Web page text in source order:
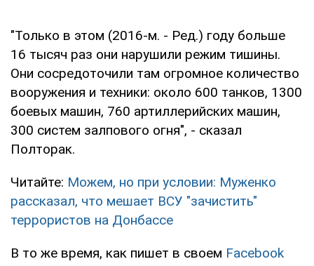
"Только в этом (2016-м. - Ред.) году больше
16 тысяч раз они нарушили режим тишины.
Они сосредоточили там огромное количество
вооружения и техники: около 600 танков, 1300
боевых машин, 760 артиллерийских машин,
300 систем залпового огня", - сказал
Полторак.
Читайте: Можем, но при условии: Муженко
рассказал, что мешает ВСУ "зачистить"
террористов на Донбассе
В то же время, как пишет в своем Facebook